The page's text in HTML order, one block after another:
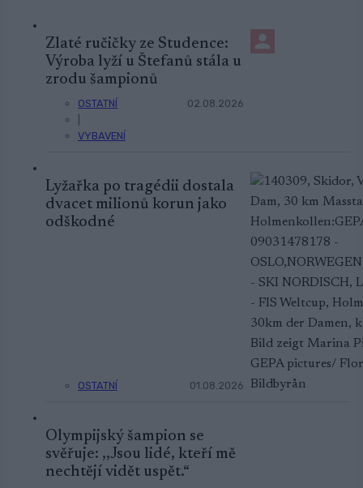
Zlaté ručičky ze Studence:
Výroba lyží u Štefanů stála u
zrodu šampionů
OSTATNÍ
VYBAVENÍ
02.08.2026
Lyžařka po tragédii dostala
dvacet milionů korun jako
odškodné
OSTATNÍ 01.08.2026
Olympijský šampion se
svěřuje: ,,Jsou lidé, kteří mě
nechtějí vidět uspět.“